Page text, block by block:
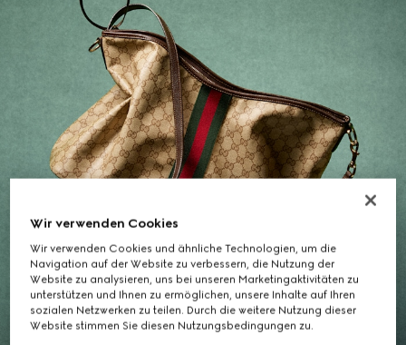
Geschenke für Sie
Wir verwenden Cookies
Wir verwenden Cookies und ähnliche Technologien, um die
Navigation auf der Website zu verbessern, die Nutzung der
Website zu analysieren, uns bei unseren Marketingaktivitäten zu
unterstützen und Ihnen zu ermöglichen, unsere Inhalte auf Ihren
sozialen Netzwerken zu teilen. Durch die weitere Nutzung dieser
Website stimmen Sie diesen Nutzungsbedingungen zu.